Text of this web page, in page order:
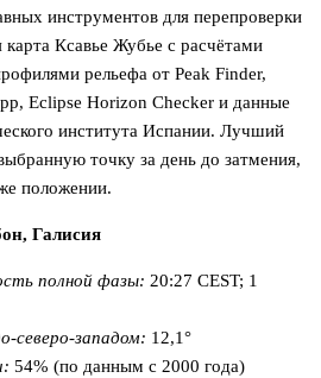
инструментов для перепроверки
Ксавье Жубье с расчётами
рельефа от Peak Finder,
Eclipse Horizon Checker и данные
института Испании. Лучший
точку за день до затмения,
положении.
Галисия
полной фазы: 20:27 CEST; 1
северо-западом: 12,1°
54% (по данным с 2000 года)